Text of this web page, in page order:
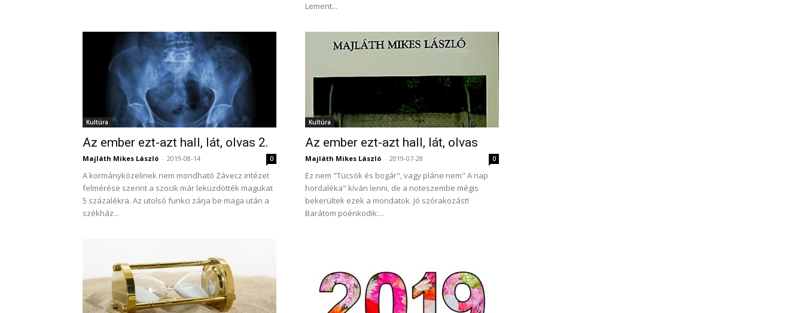
Lement...
Kultúra
Az ember ezt-azt hall, lát, olvas 2.
Majláth Mikes László - 2019-08-14 0
A kormányközelinek nem mondható Závecz intézet
felmérése szerint a szocik már leküzdötték magukat
5 százalékra. Az utolsó funkci zárja be maga után a
székház...
Kultúra
Az ember ezt-azt hall, lát, olvas
Majláth Mikes László - 2019-07-28 0
Ez nem "Tücsök és bogár", vagy pláne nem" A nap
hordaléka" kíván lenni, de a noteszembe mégis
bekerültek ezek a mondatok. Jó szórakozást!
Barátom poénkodik:...